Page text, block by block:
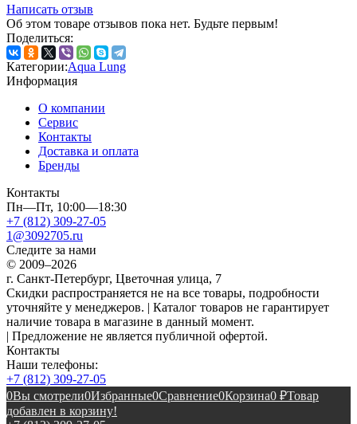
Написать отзыв
Об этом товаре отзывов пока нет. Будьте первым!
Поделиться:
Категории:Aqua Lung
Информация
О компании
Сервис
Контакты
Доставка и оплата
Бренды
Контакты
Пн—Пт, 10:00—18:30
+7 (812) 309-27-05
1@3092705.ru
Следите за нами
© 2009–2026
г. Санкт-Петербург, Цветочная улица, 7
Скидки распространяется не на все товары, подробности
уточняйте у менеджеров. | Каталог товаров не гарантирует
наличие товара в магазине в данный момент.
| Предложение не является публичной офертой.
Контакты
Наши телефоны:
+7 (812) 309-27-05
0Вы смотрели0Избранные0Сравнение0Корзина0 ₽Товар
добавлен в корзину!